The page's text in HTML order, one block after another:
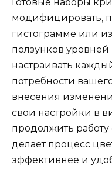
модифицировать,
гистограмме или
ползунков уровней
настраивать
потребности
внесения
свои настройки в
продолжить
делает процесс
эффективнее и